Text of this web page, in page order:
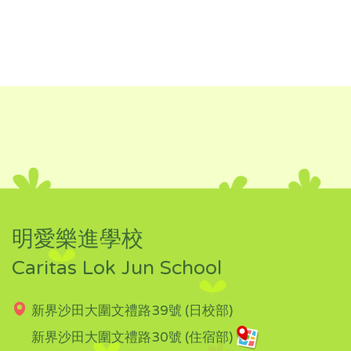
明愛樂進學校
Caritas Lok Jun School
新界沙田大圍文禮路39號 (日校部)
新界沙田大圍文禮路30號 (住宿部)